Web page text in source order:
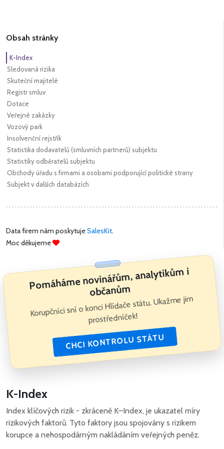
Obsah stránky
K-Index
Sledovaná rizika
Skuteční majitelé
Registr smluv
Dotace
Veřejné zakázky
Vozový park
Insolvenční rejstřík
Statistika dodavatelů (smluvních partnerů) subjektu
Statistiky odběratelů subjektu
Obchody úřadu s firmami a osobami podporující politické strany
Subjekt v dalších databázích
Data firem nám poskytujeSalesKit.
Moc děkujeme
Pomáháme novinářům, analytikům i
občanům
Korupčníci sní o konci Hlídače státu. Ukažme jim
prostředníček!
CHCI KONTROLU STÁTU
K-Index
Index klíčových rizik - zkráceně K–Index, je ukazatel míry
rizikových faktorů. Tyto faktory jsou spojovány s rizikem
korupce a nehospodárným nakládáním veřejných peněz.